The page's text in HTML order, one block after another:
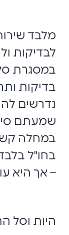
מלבד
לבדיקות
במסגרת
בדיקות
נדרשים
שמעתם
במחלה
בחו"ל
– אך היא
היות וסל